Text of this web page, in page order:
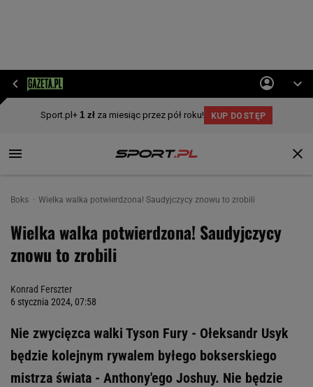
Boks Wielka walka potwierdzona! Saudyjczycy znowu to zrobili
Wielka walka potwierdzona! Saudyjczycy
znowu to zrobili
Konrad Ferszter
6 stycznia 2024, 07:58
Nie zwycięzca walki Tyson Fury - Ołeksandr Usyk
będzie kolejnym rywalem byłego bokserskiego
mistrza świata - Anthony'ego Joshuy. Nie będzie